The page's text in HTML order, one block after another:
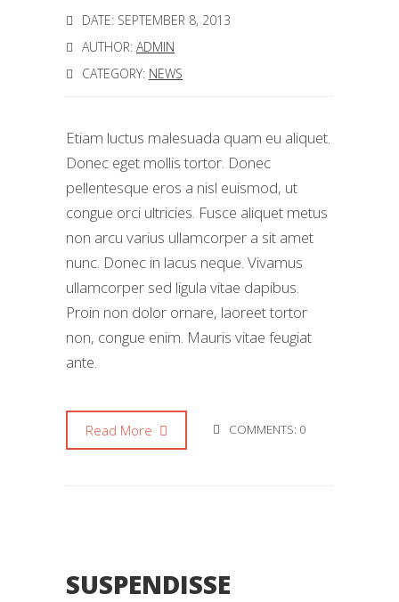
DATE: SEPTEMBER 8, 2013
AUTHOR: ADMIN
CATEGORY: NEWS
Etiam luctus malesuada quam eu aliquet.
Donec eget mollis tortor. Donec
pellentesque eros a nisl euismod, ut
congue orci ultricies. Fusce aliquet metus
non arcu varius ullamcorper a sit amet
nunc. Donec in lacus neque. Vivamus
ullamcorper sed ligula vitae dapibus.
Proin non dolor ornare, laoreet tortor
non, congue enim. Mauris vitae feugiat
ante.
Read More COMMENTS: 0
SUSPENDISSE